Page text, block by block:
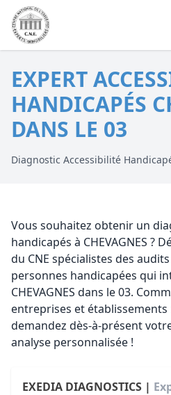
EXPERT
HANDICAPÉS
DANS LE 03
Diagnostic Accessibilité
Vous souhaitez obtenir un
handicapés à CHEVAGNES ?
du CNE spécialistes des
personnes handicapées qui
CHEVAGNES dans le 03.
entreprises et établissements
demandez dès-à-présent
analyse personnalisée !
EXEDIA DIAGNOSTICS |